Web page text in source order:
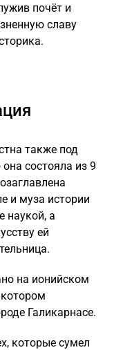
почёт и
славу
также под
состояла из 9
и муза истории
наукой, а
ей
на ионийском
Галикарнасе.
которые сумел